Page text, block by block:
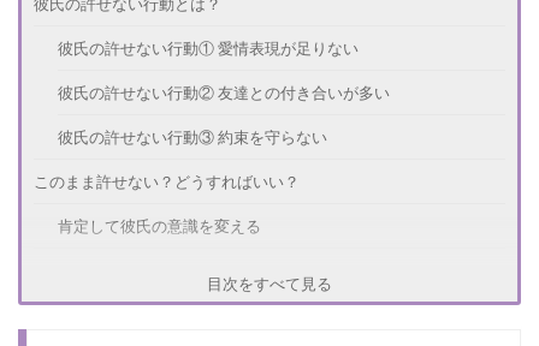
彼氏の許せない行動① 愛情表現が足りない
彼氏の許せない行動② 友達との付き合いが多い
彼氏の許せない行動③ 約束を守らない
このまま許せない？どうすればいい？
肯定して彼氏の意識を変える
目次をすべて見る